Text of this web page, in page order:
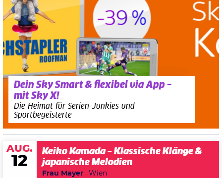
Dein Sky Smart & flexibel via App –
mit Sky X!
Die Heimat für Serien-Junkies und
Sportbegeisterte
AUG.
12
Keiko Kamada – Klassische Klänge &
japanische Melodien
Frau Mayer , Wien